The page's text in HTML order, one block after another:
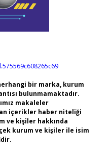
bir marka, kurum
bulunmamaktadır.
makaleler
içerikler haber niteliği
ve kişiler hakkında
kurum ve kişiler ile isim